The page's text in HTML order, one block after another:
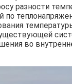
разности
по
во